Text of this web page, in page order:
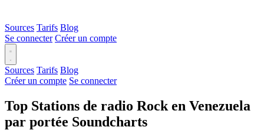
Sources Tarifs Blog
Se connecter Créer un compte
Sources Tarifs Blog
Créer un compte Se connecter
Top Stations de radio Rock en Venezuela
par portée Soundcharts